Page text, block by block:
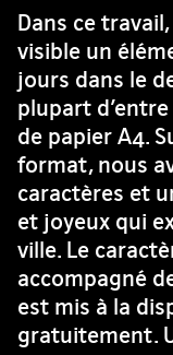
Dans ce
visible un
jours dans le
plupart
de papier A4.
format, nous
caractères et
et joyeux qui
ville. Le
accompagné
est mis à la
gratuitement.